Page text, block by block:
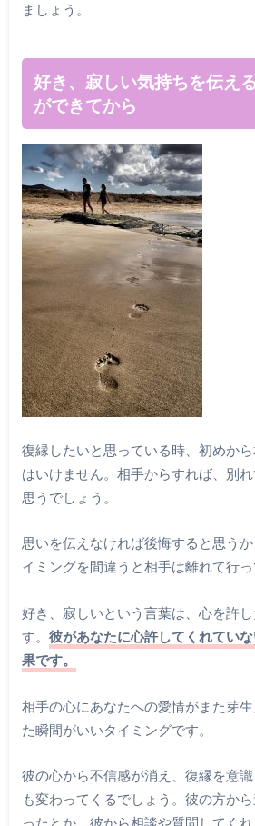
ましょう。
好き、寂しい気持ちを伝え
ができてから
復縁したいと思っている時、初めか
はいけません。相手からすれば、別
思うでしょう。
思いを伝えなければ後悔すると思う
イミングを間違うと相手は離れて行っ
好き、寂しいという言葉は、心を許
す。 彼があなたに心許してくれてい
果です。
相手の心にあなたへの愛情がまた芽
た瞬間がいいタイミングです。
彼の心から不信感が消え、復縁を意
も変わってくるでしょう。彼の方か
ったとか、彼から相談や質問してく